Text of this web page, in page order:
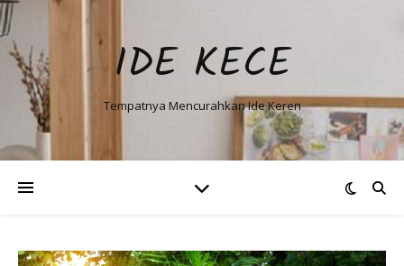
IDE KECE
Tempatnya Mencurahkan Ide Keren